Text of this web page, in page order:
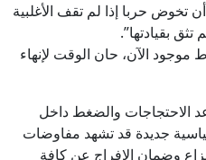
أن تخوض حربا إذا لم تقف الأغلبية
تثق بقيادتها”.
الآن، حان الوقت لإنهاء
الاحتجاجات والضغط داخل
جديدة قد تشهد مفاوضات
وضمان الإفراج عن كافة